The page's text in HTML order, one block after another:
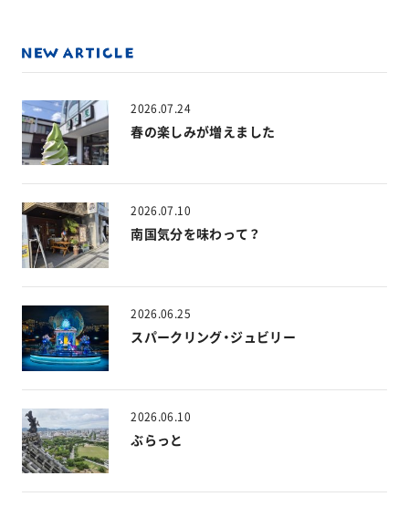
2026.07.24
春の楽しみが増えました
2026.07.10
南国気分を味わって？
2026.06.25
スパークリング・ジュビリー
2026.06.10
ぶらっと